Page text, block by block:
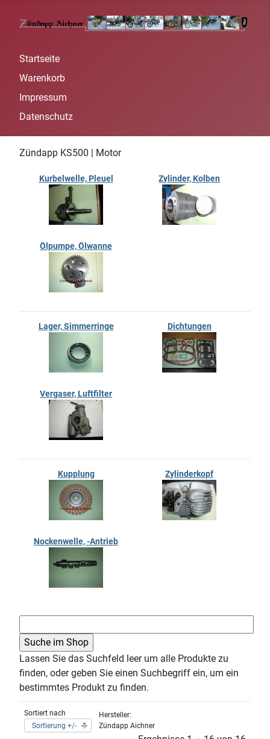
Startseite
Warenkorb
Impressum
Datenschutz
Zündapp KS500 | Motor
Kurbelwelle, Pleuel Zylinder, Kolben
Ölpumpe, Ölwanne
Lager, Simmerringe Dichtungen
Vergaser, Luftfilter
Kupplung Zylinderkopf
Nockenwelle, -Antrieb
Lassen Sie das Suchfeld leer um alle Produkte zu
finden, oder geben Sie einen Suchbegriff ein, um ein
bestimmtes Produkt zu finden.
Sortiert nach
Sortierung +/-
Hersteller:
Zündapp Aichner